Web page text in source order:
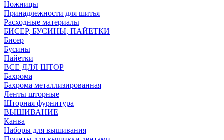
Ножницы
Принадлежности для шитья
Расходные материалы
БИСЕР, БУСИНЫ, ПАЙЕТКИ
Бисер
Бусины
Пайетки
ВСЕ ДЛЯ ШТОР
Бахрома
Бахрома металлизированная
Ленты шторные
Шторная фурнитура
ВЫШИВАНИЕ
Канва
Наборы для вышивания